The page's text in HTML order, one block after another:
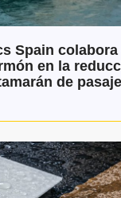
Spain colabora
en la
de